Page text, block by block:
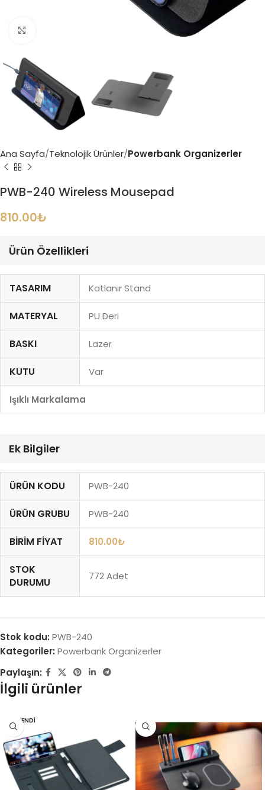
Ana Sayfa Teknolojik Ürünler Powerbank Organizerler
PWB-240 Wireless Mousepad
810.00₺
Ürün Özellikleri
TASARIM Katlanır Stand
MATERYAL PU Deri
BASKI Lazer
KUTU Var
Işıklı Markalama
Ek Bilgiler
ÜRÜN KODU PWB-240
ÜRÜN GRUBU PWB-240
BIRIM FIYAT 810.00₺
STOK
DURUMU
772 Adet
Stok kodu: PWB-240
Kategoriler: Powerbank Organizerler
Paylaşın:
İlgili ürünler
TÜKENDI